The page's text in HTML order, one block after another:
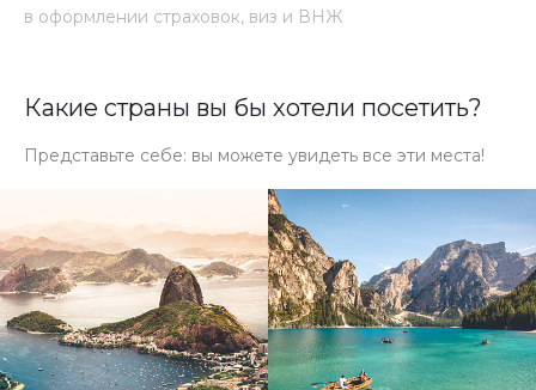
в оформлении страховок, виз и ВНЖ
Какие страны вы бы хотели посетить?
Представьте себе: вы можете увидеть все эти места!